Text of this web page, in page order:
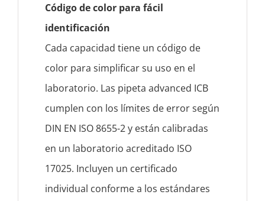
Código de color para fácil
identificación
Cada capacidad tiene un código de
color para simplificar su uso en el
laboratorio. Las pipeta advanced ICB
cumplen con los límites de error según
DIN EN ISO 8655-2 y están calibradas
en un laboratorio acreditado ISO
17025. Incluyen un certificado
individual conforme a los estándares